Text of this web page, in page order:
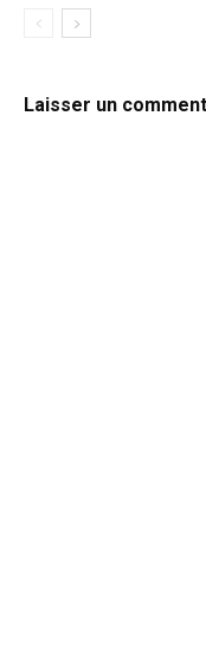
Laisser un